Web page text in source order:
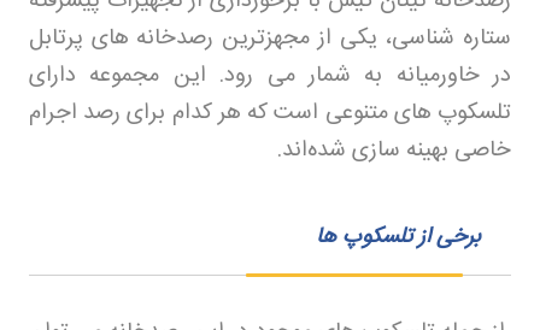
ستاره‌ شناسی، یکی از مجهزترین رصدخانه‌ های پرتابل
در خاورمیانه به شمار می‌ رود. این مجموعه دارای
تلسکوپ‌ های متنوعی است که هر کدام برای رصد اجرام
خاصی بهینه‌ سازی شده‌اند.
برخی از تلسکوپ ها